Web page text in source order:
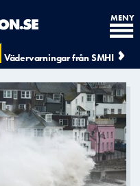
-
Vädervarningar från SMHI
MENY